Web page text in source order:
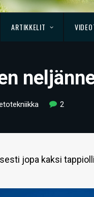
ARTIKKELIT
2
jopa kaksi